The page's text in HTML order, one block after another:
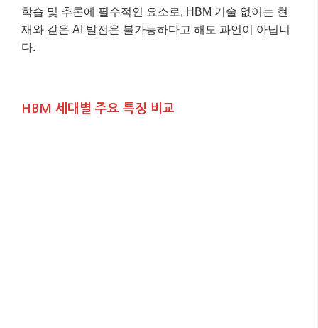
학습 및 추론에 필수적인 요소로, HBM 기술 없이는 현
재와 같은 AI 발전은 불가능하다고 해도 과언이 아닙니
다.
HBM 세대별 주요 특징 비교